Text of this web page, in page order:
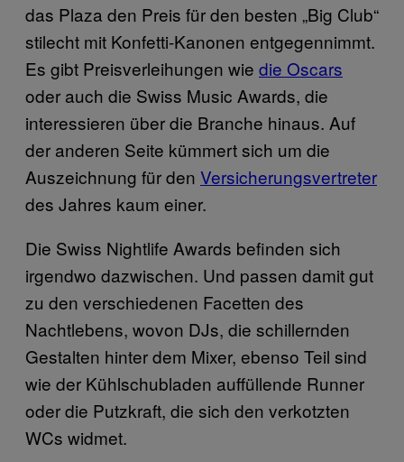
das Plaza den Preis für den besten „Big Club“
stilecht mit Konfetti-Kanonen entgegennimmt.
Es gibt Preisverleihungen wie die Oscars
oder auch die Swiss Music Awards, die
interessieren über die Branche hinaus. Auf
der anderen Seite kümmert sich um die
Auszeichnung für den Versicherungsvertreter
des Jahres kaum einer.
Die Swiss Nightlife Awards befinden sich
irgendwo dazwischen. Und passen damit gut
zu den verschiedenen Facetten des
Nachtlebens, wovon DJs, die schillernden
Gestalten hinter dem Mixer, ebenso Teil sind
wie der Kühlschubladen auffüllende Runner
oder die Putzkraft, die sich den verkotzten
WCs widmet.